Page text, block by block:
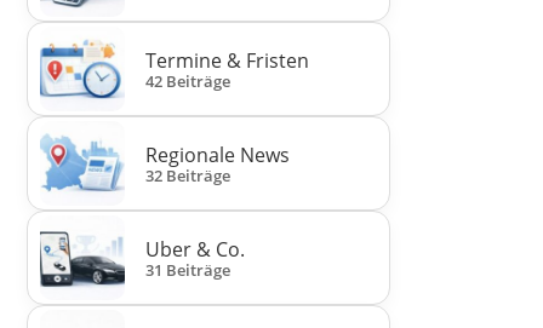
Termine & Fristen
42 Beiträge
Regionale News
32 Beiträge
Uber & Co.
31 Beiträge